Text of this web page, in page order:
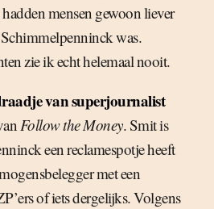
mensen gewoon liever
was.
zie ik echt helemaal nooit.
van superjournalist
Follow the Money. Smit is
een reclamespotje heeft
met een
of iets dergelijks. Volgens